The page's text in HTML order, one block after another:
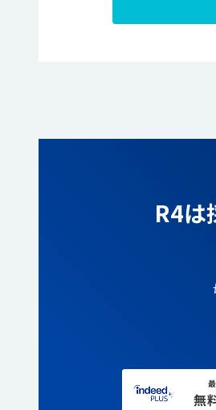
R4は